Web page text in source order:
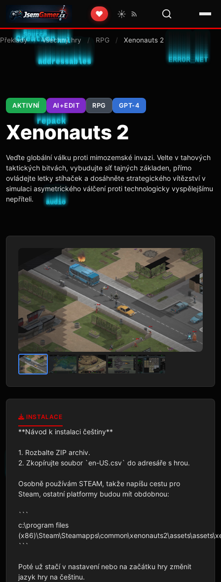
❤️ ☀️
Překlady / Všechny hry / RPG / Xenonauts 2
AKTIVNÍ AI+EDIT RPG GPT-4
Xenonauts 2
Veďte globální válku proti mimozemské invazi. Velte v tahových
taktických bitvách, vybudujte síť tajných základen, přímo
ovládejte letky stíhaček a dosáhněte strategického vítězství v
simulaci asymetrického válčení proti technologicky vyspělejšímu
nepříteli.
INSTALACE
**Návod k instalaci češtiny**
1. Rozbalte ZIP archiv.
2. Zkopírujte soubor `en-US.csv` do adresáře s hrou.
Osobně používám STEAM, takže napíšu cestu pro
Steam, ostatní platformy budou mít obdobnou:
```
c:\program files
```
Poté už stačí v nastavení nebo na začátku hry změnit
jazyk hry na češtinu.